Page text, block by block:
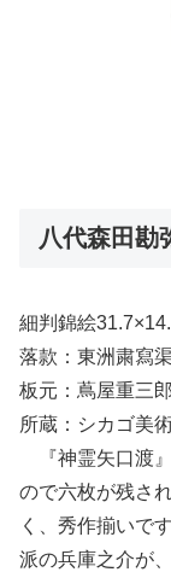
八代森田
細判錦絵
落款：東洲粛寫
板元：蔦屋重三
所蔵：シカゴ美
『神霊矢口渡
ので六枚が残さ
く、秀作揃いで
派の兵庫之介が